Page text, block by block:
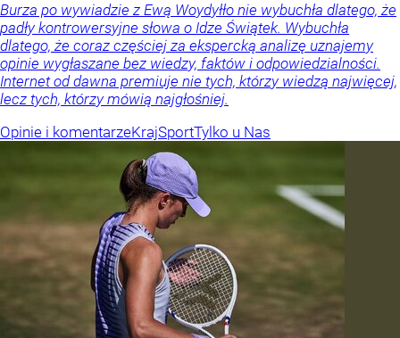
Burza po wywiadzie z Ewą Woydyłło nie wybuchła dlatego, że
padły kontrowersyjne słowa o Idze Świątek. Wybuchła
dlatego, że coraz częściej za ekspercką analizę uznajemy
opinie wygłaszane bez wiedzy, faktów i odpowiedzialności.
Internet od dawna premiuje nie tych, którzy wiedzą najwięcej,
lecz tych, którzy mówią najgłośniej.
Opinie i komentarzeKrajSportTylko u Nas